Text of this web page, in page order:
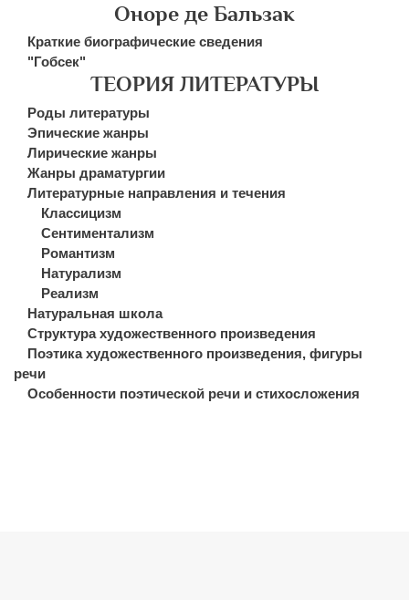
Оноре де Бальзак
Краткие биографические сведения
"Гобсек"
ТЕОРИЯ ЛИТЕРАТУРЫ
Роды литературы
Эпические жанры
Лирические жанры
Жанры драматургии
Литературные направления и течения
Классицизм
Сентиментализм
Романтизм
Натурализм
Реализм
Натуральная школа
Структура художественного произведения
Поэтика художественного произведения, фигуры
речи
Особенности поэтической речи и стихосложения